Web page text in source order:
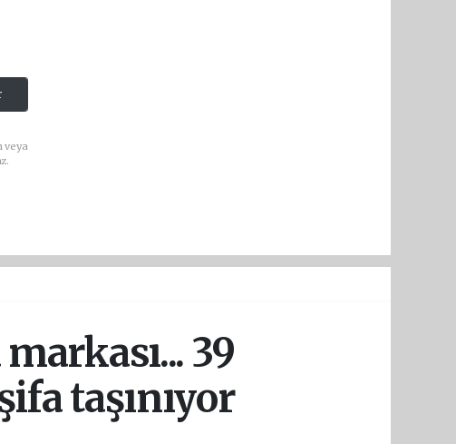
veya
39
taşınıyor